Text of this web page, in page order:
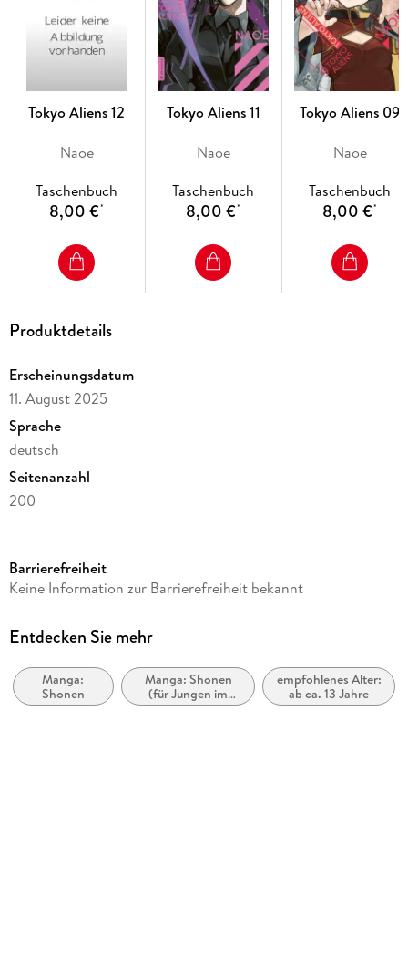
Tokyo Aliens 12
Naoe
Taschenbuch
8,00 €*
Tokyo Aliens 11
Naoe
Taschenbuch
8,00 €*
Tokyo Aliens 09
Naoe
Taschenbuch
8,00 €*
Produktdetails
Erscheinungsdatum
11. August 2025
Sprache
deutsch
Seitenanzahl
200
Reihe
Autor/Autorin
Übersetzung
Gregor Wakounig
Barrierefreiheit
Keine Information zur Barrierefreiheit bekannt
Entdecken Sie mehr
Manga:
Shonen
Manga: Shonen
(für Jungen im
Teenageralter)
empfohlenes Alter:
ab ca. 13 Jahre